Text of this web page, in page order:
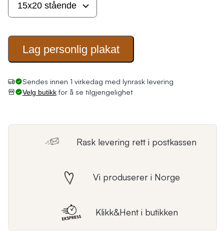
Lag personlig plakat
Sendes innen 1 virkedag med lynrask levering
Velg butikkfor å se tilgjengelighet
Rask levering rett i postkassen
Vi produserer i Norge
Klikk&Hent i butikken